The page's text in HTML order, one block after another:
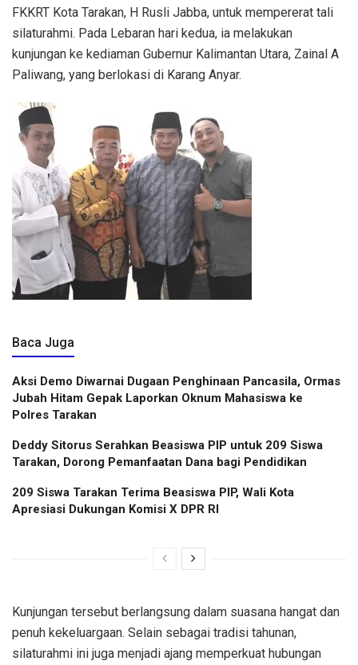
FKKRT Kota Tarakan, H Rusli Jabba, untuk mempererat tali
silaturahmi. Pada Lebaran hari kedua, ia melakukan
kunjungan ke kediaman Gubernur Kalimantan Utara, Zainal A
Paliwang, yang berlokasi di Karang Anyar.
Baca Juga
Aksi Demo Diwarnai Dugaan Penghinaan Pancasila, Ormas
Jubah Hitam Gepak Laporkan Oknum Mahasiswa ke
Polres Tarakan
Deddy Sitorus Serahkan Beasiswa PIP untuk 209 Siswa
Tarakan, Dorong Pemanfaatan Dana bagi Pendidikan
209 Siswa Tarakan Terima Beasiswa PIP, Wali Kota
Apresiasi Dukungan Komisi X DPR RI
Kunjungan tersebut berlangsung dalam suasana hangat dan
penuh kekeluargaan. Selain sebagai tradisi tahunan,
silaturahmi ini juga menjadi ajang memperkuat hubungan